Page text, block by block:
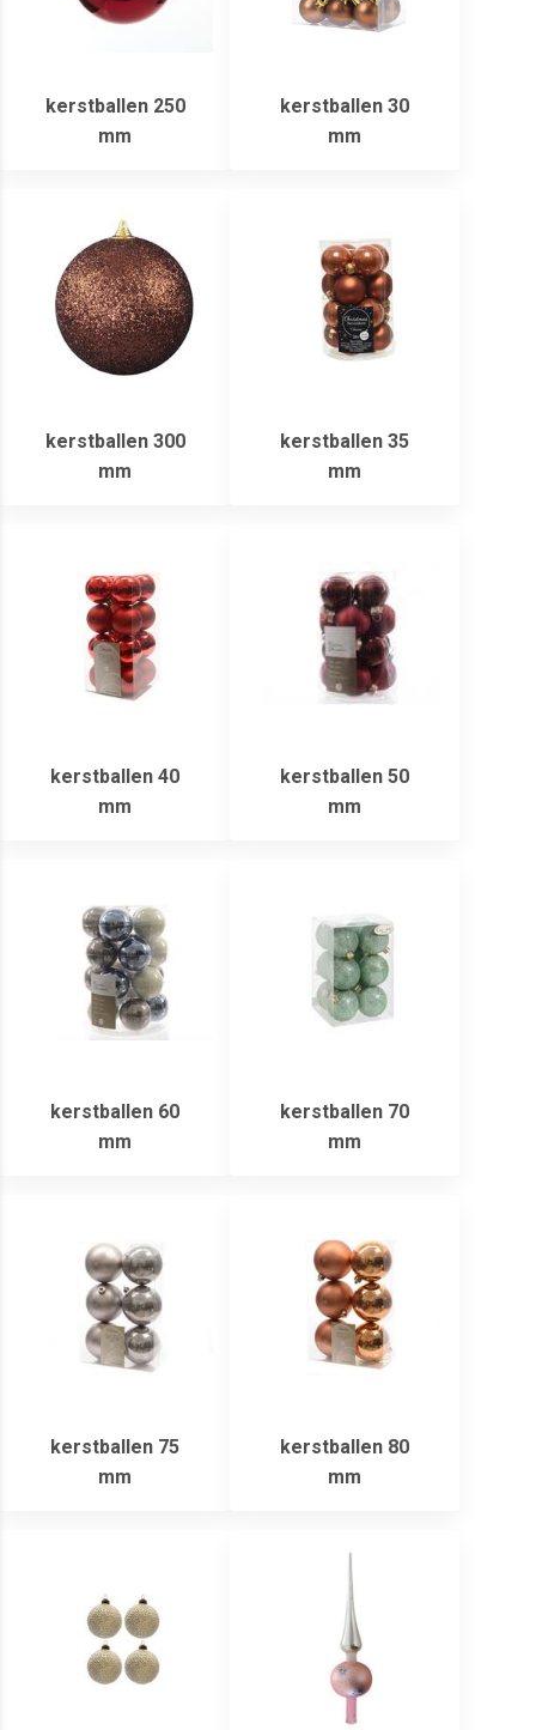
kerstballen 250
mm
kerstballen 30
mm
kerstballen 300
mm
kerstballen 35
mm
kerstballen 40
mm
kerstballen 50
mm
kerstballen 60
mm
kerstballen 70
mm
kerstballen 75
mm
kerstballen 80
mm